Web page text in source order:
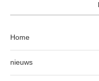
Home
nieuws